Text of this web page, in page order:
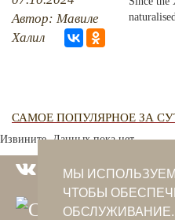
PHOTO
THE DATE
Автор: Мавиле
Халил
САМОЕ ПОПУЛЯРНОЕ ЗА
Извините. Данных пока нет.
МЫ ИСПОЛЬЗУЕМ
ЧТОБЫ